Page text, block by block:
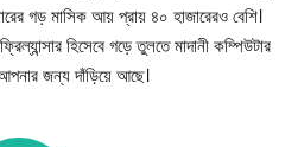
গড় মাসিক আয় প্রায় ৪০ হাজারেরও বেশি।
হিসেবে গড়ে তুলতে মাদানী কম্পিউটার
জন্য দাঁড়িয়ে আছে।